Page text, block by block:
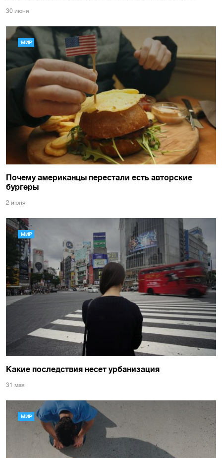
30 июня
МИР
Почему американцы перестали есть авторские
бургеры
2 июня
МИР
Какие последствия несет урбанизация
31 мая
МИР